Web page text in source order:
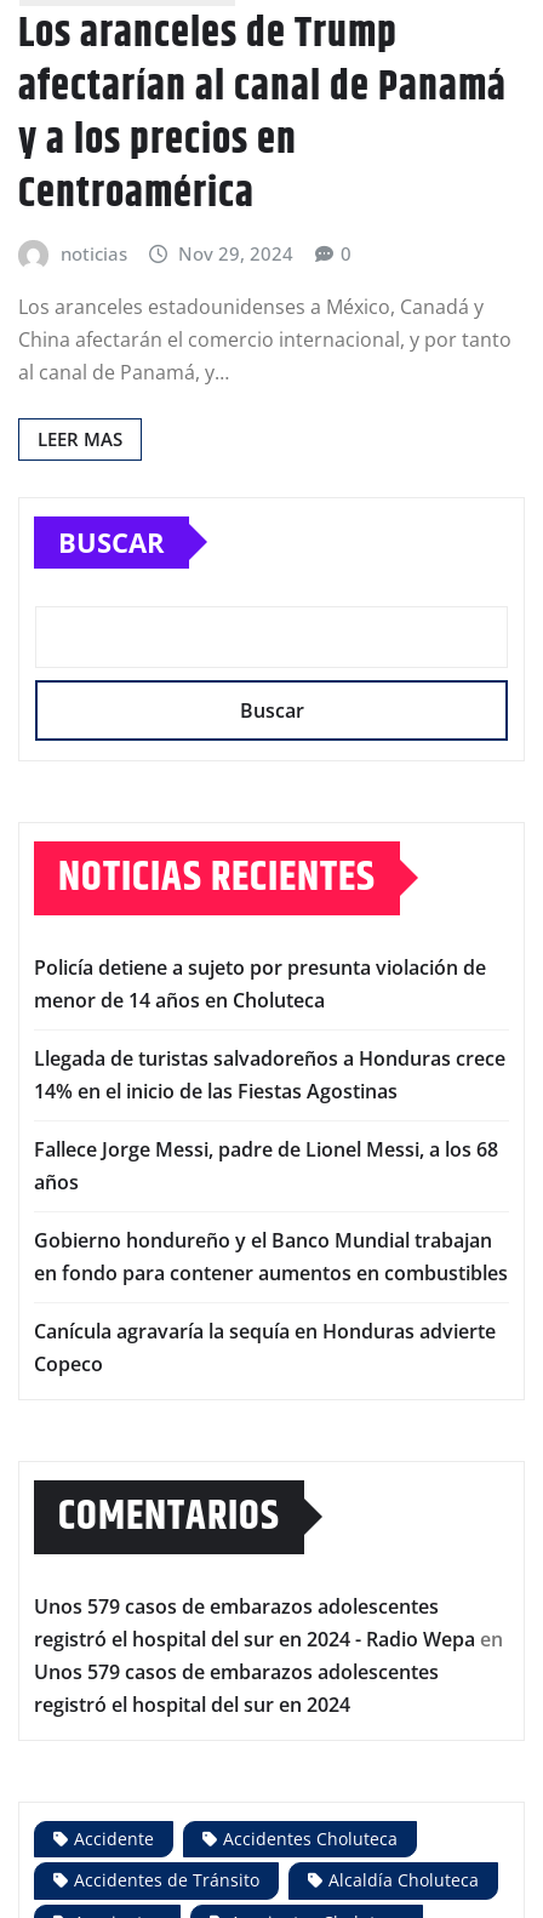
Los aranceles de Trump
afectarían al canal de Panamá
y a los precios en
Centroamérica
noticias Nov 29, 2024 0
Los aranceles estadounidenses a México, Canadá y
China afectarán el comercio internacional, y por tanto
al canal de Panamá, y…
LEER MAS
BUSCAR
Buscar
NOTICIAS RECIENTES
Policía detiene a sujeto por presunta violación de
menor de 14 años en Choluteca
Llegada de turistas salvadoreños a Honduras crece
14% en el inicio de las Fiestas Agostinas
Fallece Jorge Messi, padre de Lionel Messi, a los 68
años
Gobierno hondureño y el Banco Mundial trabajan
en fondo para contener aumentos en combustibles
Canícula agravaría la sequía en Honduras advierte
Copeco
COMENTARIOS
Unos 579 casos de embarazos adolescentes
registró el hospital del sur en 2024 - Radio Wepa en
Unos 579 casos de embarazos adolescentes
registró el hospital del sur en 2024
Accidente
Accidentes Choluteca
Accidentes de Tránsito
Alcaldía Choluteca